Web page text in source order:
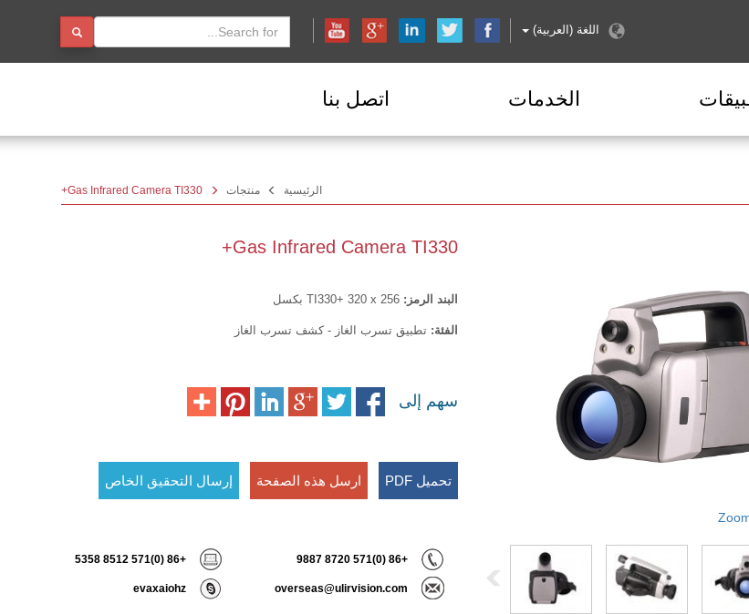
اللغة (العربية)
الخدمات اتصل بنا
الرئيسية منتجات Gas Infrared Camera TI330+
Gas Infrared Camera TI330+
البند الرمز:
الفئة: تطبيق تسرب الغاز - كشف تسرب الغاز
سهم إلى
تحميل PDF ارسل هذه الصفحة إرسال التحقيق الخاص
+86 (0)571 8720 9887
+86 (0)571 8512 5358
overseas@ulirvision.com
evaxaiohz